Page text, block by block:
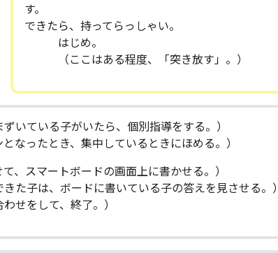
す。
できたら、持ってらっしゃい。
はじめ。
（ここはある程度、「突き放す」。）
ずいている子がいたら、個別指導をする。）
ったとき、集中しているときにほめる。）
て、スマートボードの画面上に書かせる。）
子は、ボードに書いている子の答えを見させる。）
をして、終了。）